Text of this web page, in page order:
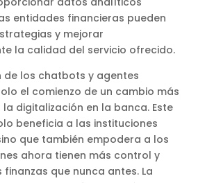
entidades financieras pueden
y mejorar
la calidad del servicio ofrecido.
de los chatbots y agentes
el comienzo de un cambio más
digitalización en la banca. Este
beneficia a las instituciones
que también empodera a los
ahora tienen más control y
finanzas que nunca antes. La